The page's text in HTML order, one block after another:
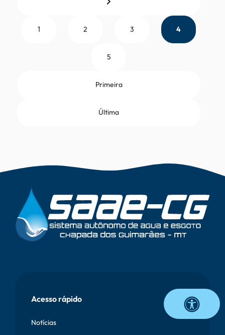
Primeira
1 2 3 4
5
Última
Onda
Rodapé
Acesso rápido
Notícias